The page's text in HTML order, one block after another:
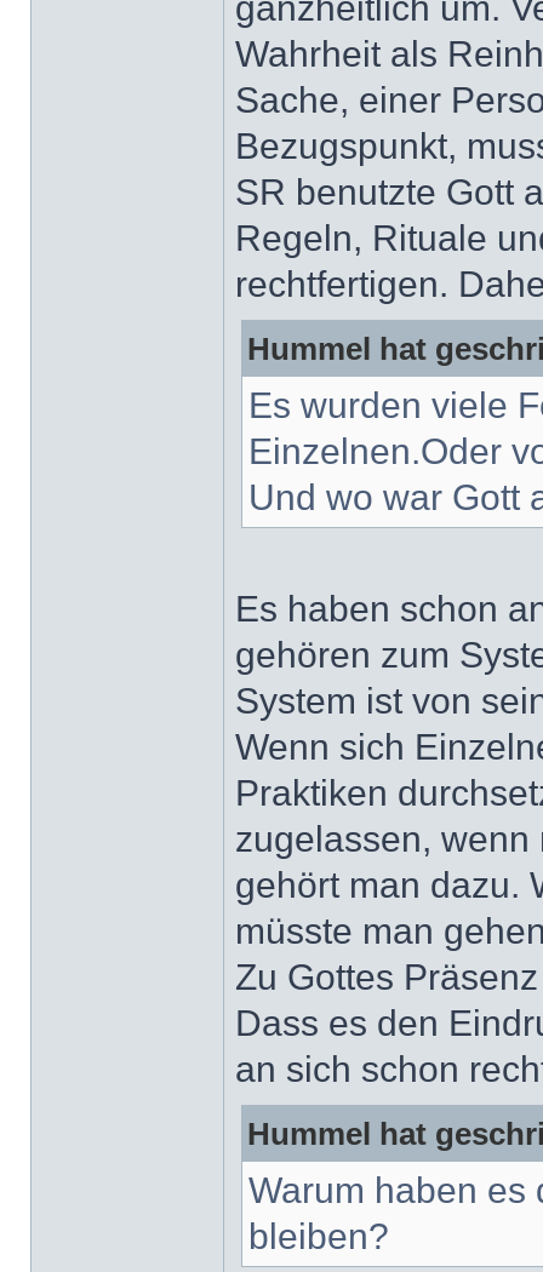
Wahrheit als
Sache, einer
Bezugspunkt,
SR benutzte Gott
Regeln, Rituale
rechtfertigen.
Hummel hat
Es wurden viele
Einzelnen.Oder
Und wo war Gott
Es haben schon
gehören zum
System ist von
Wenn sich
Praktiken
zugelassen,
gehört man dazu.
müsste man
Zu Gottes
Dass es den
an sich schon
Hummel hat
Warum haben es
bleiben?